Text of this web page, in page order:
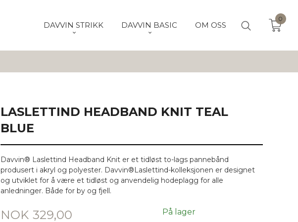
DAVVIN STRIKK DAVVIN BASIC OM OSS
0
LASLETTIND HEADBAND KNIT TEAL
BLUE
Davvin® Laslettind Headband Knit er et tidløst to-lags pannebånd
produsert i akryl og polyester. Davvin®Laslettind-kolleksjonen er designet
og utviklet for å være et tidløst og anvendelig hodeplagg for alle
anledninger. Både for by og fjell.
Pris
NOK 329,00 På lager